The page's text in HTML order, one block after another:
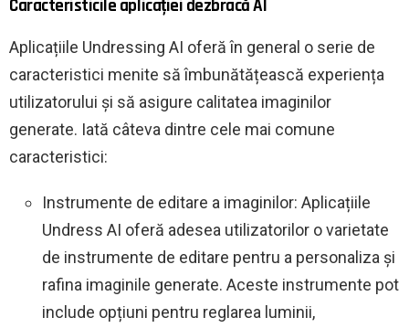
Caracteristicile aplicației dezbracă AI
Aplicațiile Undressing AI oferă în general o serie de
caracteristici menite să îmbunătățească experiența
utilizatorului și să asigure calitatea imaginilor
generate. Iată câteva dintre cele mai comune
caracteristici:
Instrumente de editare a imaginilor: Aplicațiile
Undress AI oferă adesea utilizatorilor o varietate
de instrumente de editare pentru a personaliza și
rafina imaginile generate. Aceste instrumente pot
include opțiuni pentru reglarea luminii,